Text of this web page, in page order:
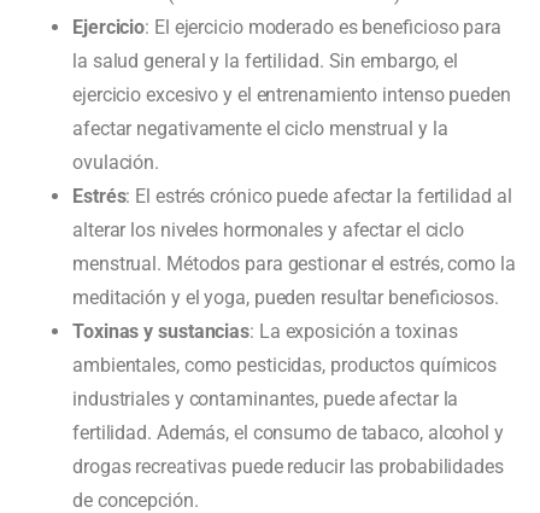
Ejercicio: El ejercicio moderado es beneficioso para
la salud general y la fertilidad. Sin embargo, el
ejercicio excesivo y el entrenamiento intenso pueden
afectar negativamente el ciclo menstrual y la
ovulación.
Estrés: El estrés crónico puede afectar la fertilidad al
alterar los niveles hormonales y afectar el ciclo
menstrual. Métodos para gestionar el estrés, como la
meditación y el yoga, pueden resultar beneficiosos.
Toxinas y sustancias: La exposición a toxinas
ambientales, como pesticidas, productos químicos
industriales y contaminantes, puede afectar la
fertilidad. Además, el consumo de tabaco, alcohol y
drogas recreativas puede reducir las probabilidades
de concepción.